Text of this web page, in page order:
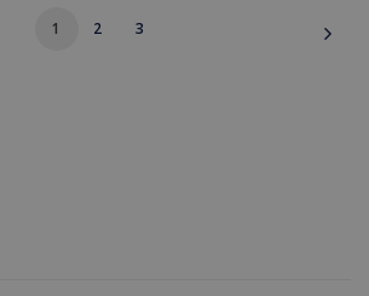
1 2 3